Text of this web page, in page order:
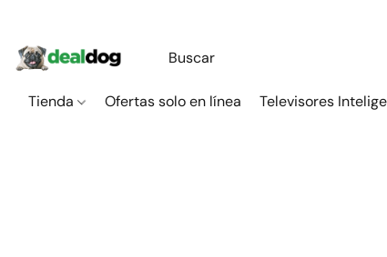
Tienda Ofertas solo en línea Televisores